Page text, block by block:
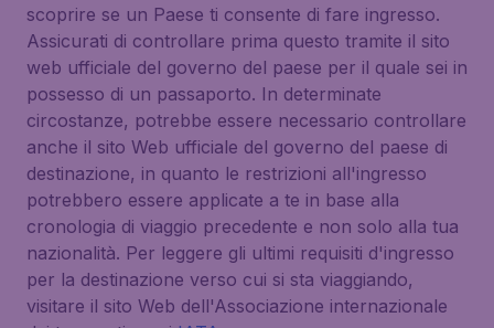
scoprire se un Paese ti consente di fare ingresso.
Assicurati di controllare prima questo tramite il sito
web ufficiale del governo del paese per il quale sei in
possesso di un passaporto. In determinate
circostanze, potrebbe essere necessario controllare
anche il sito Web ufficiale del governo del paese di
destinazione, in quanto le restrizioni all'ingresso
potrebbero essere applicate a te in base alla
cronologia di viaggio precedente e non solo alla tua
nazionalità. Per leggere gli ultimi requisiti d'ingresso
per la destinazione verso cui si sta viaggiando,
visitare il sito Web dell'Associazione internazionale